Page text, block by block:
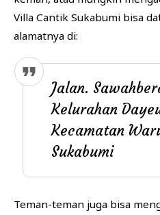
Villa Cantik Sukabumi bisa
alamatnya di:
Jalan.
Kelurahan
Kecamatan
Sukabumi
Teman-teman juga bisa